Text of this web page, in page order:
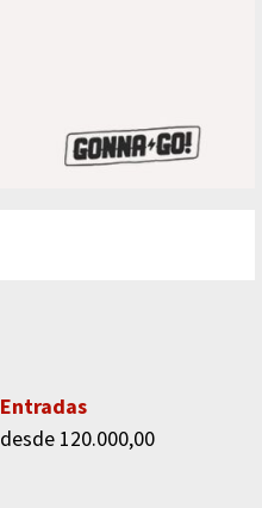
Entradas
desde 120.000,00